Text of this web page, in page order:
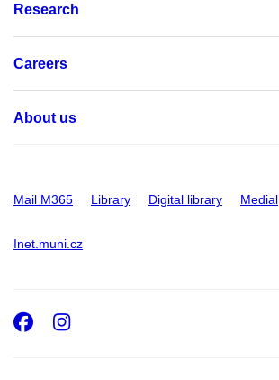
Research
Careers
About us
Mail M365 Library Digital library Medial
Inet.muni.cz
Facebook
Instagram